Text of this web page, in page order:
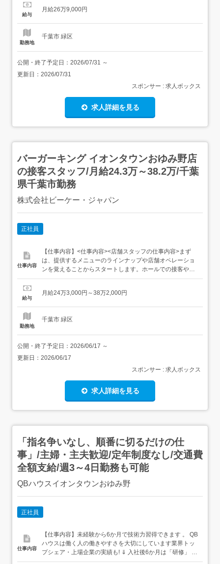
【経験・資格】美容師免許 【給与】月給26.9万円 【...
給与
月給26万9,000円
勤務地
千葉市 緑区
公開・終了予定日： 2026/07/31 ～
更新日： 2026/07/31
スポンサー : 求人ボックス
求人詳細を見る
バーガーキング イオンタウンおゆみ野店
の接客スタッフ/月給24.3万～38.2万/千葉
県千葉市勤務
株式会社ビーケー・ジャパン
正社員
仕事内容
【仕事内容】<仕事内容><店舗スタッフの仕事内容>まず
は、提供するメニューのラインナップや店舗オペレーショ
ンを覚えることからスタートします。ホールでの接客や、
レギュラーメニュー・限定メニューなどの調理にも関わり
られます。よりよいお店づくりのためのオペレーション改
給与
月給24万3,000円～38万2,000円
勤務地
千葉市 緑区
公開・終了予定日： 2026/06/17 ～
更新日： 2026/06/17
スポンサー : 求人ボックス
求人詳細を見る
「指名争いなし、順番に切るだけの仕
事」/主婦・主夫歓迎/定年制度なし/交通費
全額支給/週3～4日勤務も可能
QBハウスイオンタウンおゆみ野
正社員
仕事内容
【仕事内容】未経験から6か月で技術力習得できます 。 QB
ハウスは働く人の働きやすさを大切にしています業界トッ
プシェア・上場企業の実績も! ⇓ 入社後6か月は「研修」 ⇓
徐々に舗に立ちながら研修!なのに…給料はしっかり支給し